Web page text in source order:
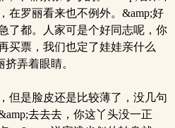
在罗丽看来也不例外。&amp;好
了都。人家可是个好同志呢，你
买票，我们也定了娃娃亲什么
弄着眼睛。
但是脸皮还是比较薄了，没几句
去去去，你这丫头没一正